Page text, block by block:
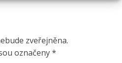
zveřejněna.
označeny*